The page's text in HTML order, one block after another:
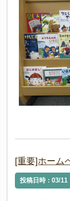
[重要]ホーム
投稿日時 : 03/11